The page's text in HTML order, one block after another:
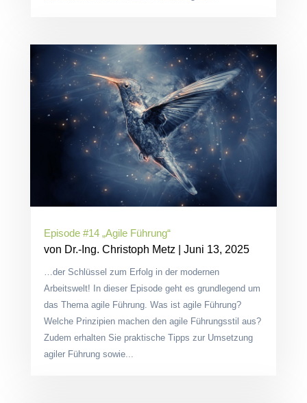
Episode #14 „Agile Führung“
von Dr.-Ing. Christoph Metz Juni 13, 2025
…der Schlüssel zum Erfolg in der modernen
Arbeitswelt! In dieser Episode geht es grundlegend um
das Thema agile Führung. Was ist agile Führung?
Welche Prinzipien machen den agile Führungsstil aus?
Zudem erhalten Sie praktische Tipps zur Umsetzung
agiler Führung sowie...